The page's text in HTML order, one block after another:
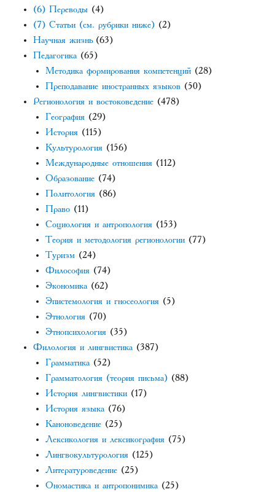
(6) Переводы (4)
(7) Статьи (см. рубрики ниже) (2)
Научная жизнь(63)
Педагогика (65)
Методика формирования компетенций (28)
Преподавание иностранных языков (50)
Регионология и востоковедение (478)
География (29)
История (115)
Культурология (156)
Международные отношения (112)
Образование (74)
Политология (86)
Право (11)
Социология и антропология (153)
Теория и методология регионологии (77)
Туризм (24)
Философия (74)
Экономика (62)
Эпистемология и гносеология (5)
Этнология (70)
Этнопсихология (35)
Филология и лингвистика (387)
Грамматика (52)
Грамматология (теория письма) (88)
История лингвистики (17)
История языка (76)
Каноноведение (25)
Лексикология и лексикография (75)
Лингвокультурология (125)
Литературоведение (25)
Ономастика и антропонимика (25)